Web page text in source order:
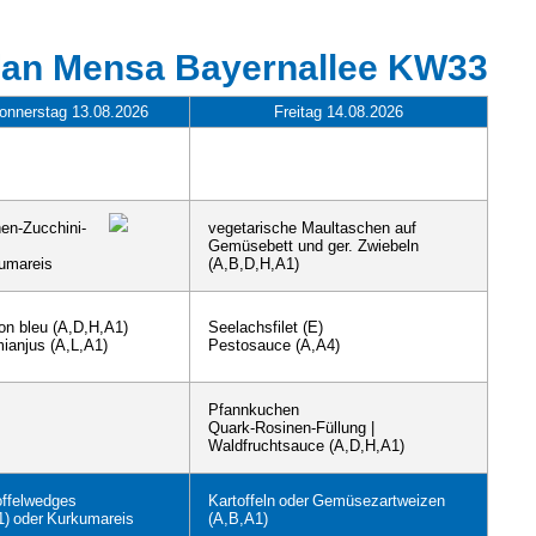
Mensa Bayernallee KW33
13.08.2026 Freitag 14.08.2026
Zucchini-
vegetarische Maultaschen auf
Gemüsebett und ger. Zwiebeln
(A,B,D,H,A1)
bleu (A,D,H,A1)
(A,L,A1)
Seelachsfilet (E)
Pestosauce (A,A4)
Pfannkuchen
Quark-Rosinen-Füllung |
Waldfruchtsauce (A,D,H,A1)
oder Kurkumareis
Kartoffeln oder Gemüsezartweizen
(A,B,A1)